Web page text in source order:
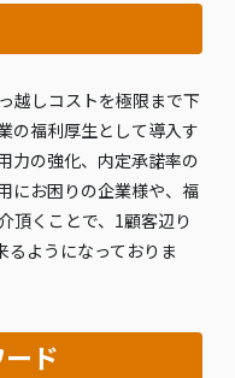
越しコストを極限まで下
の福利厚生として導入す
力の強化、内定承諾率の
にお困りの企業様や、福
頂くことで、1顧客辺り
るようになっておりま
ド